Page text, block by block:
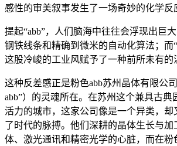
感性的审美叙事发生了一场奇妙的化学反
提起“abb”，人们脑海中往往会浮现出巨
钢铁线条和精确到微米的自动化算法；而
这股冷峻的工业风赋予了一种前所未有的
这种反差感正是粉色abb苏州晶体有限公
abb”）的灵魂所在。在苏州这个兼具古典
活力的城市，这家公司像是一个异类，却
了时代的脉搏。他们深耕的晶体生长与加
体、激光通讯和精密光学的心脏，而在粉